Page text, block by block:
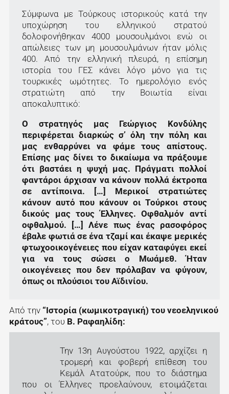
Σύμφωνα με Τούρκους ιστορικούς κατά την
υποχώρηση του ελληνικού στρατού
δολοφονήθηκαν 4000 μουσουλμάνοι ενώ οι
απώλειες των μη μουσουλμάνων ήταν μόλις
400. Από την ελληνική πλευρά, η επίσημη
ιστορία του ΓΕΣ κάνει λόγο μόνο για τις
τουρκικές ωμότητες. Το ημερολόγιο ενός
στρατιώτη από την Βοιωτία είναι
αποκαλυπτικό:
Ο στρατηγός μας Γεώργιος Κονδύλης
περιφέρεται διαρκώς σ’ όλη την πόλη και
μας ενθαρρύνει να φάμε τους απίστους.
Επίσης μας δίνει το δικαίωμα να πράξουμε
ότι βαστάει η ψυχή μας. Πράγματι πολλοί
φαντάροι άρχισαν να κάνουν πολλά έκτροπα
σε αντίποινα. […] Μερικοί στρατιώτες
κάνουν αυτό που κάνουν οι Τούρκοι στους
δικούς μας τους Έλληνες. Οφθαλμόν αντί
οφθαλμού. […] Λένε πως ένας ρασοφόρος
έβαλε φωτιά σε ένα τζαμί και έκαψε μερικές
φτωχοοικογένειες που είχαν καταφύγει εκεί
για να τους σώσει ο Μωάμεθ. Ήταν
οικογένειες που δεν πρόλαβαν να φύγουν,
όπως οι πλούσιοι του Αϊδινίου.
Από την“Ιστορία (κωμικοτραγική) του νεοεληνικού
κράτους”, του Β. Ραφαηλίδη:
Την 13η Αυγούστου 1922, αρχίζει η
τρομερή και φοβερή επίθεση του
Κεμάλ Ατατούρκ, που το διάστημα
που οι Έλληνες προελαύνουν, ετοιμάζεται